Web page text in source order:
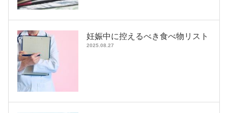
妊娠中に控えるべき食べ物リスト
2025.08.27